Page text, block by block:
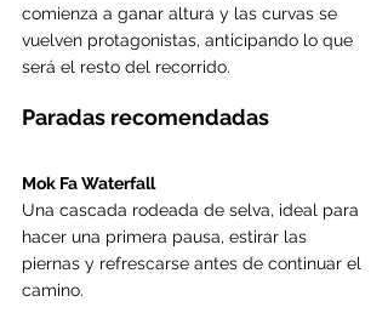
comienza a ganar altura y las curvas se
vuelven protagonistas, anticipando lo que
será el resto del recorrido.
Paradas recomendadas
Mok Fa Waterfall
Una cascada rodeada de selva, ideal para
hacer una primera pausa, estirar las
piernas y refrescarse antes de continuar el
camino.